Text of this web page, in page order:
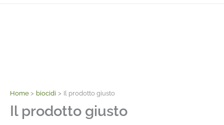
Home biocidi Il prodotto giusto
Il prodotto giusto